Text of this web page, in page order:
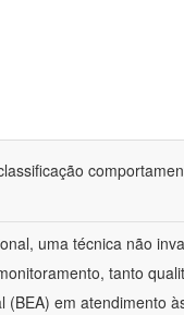
uma técnica não
tanto
em atendimento